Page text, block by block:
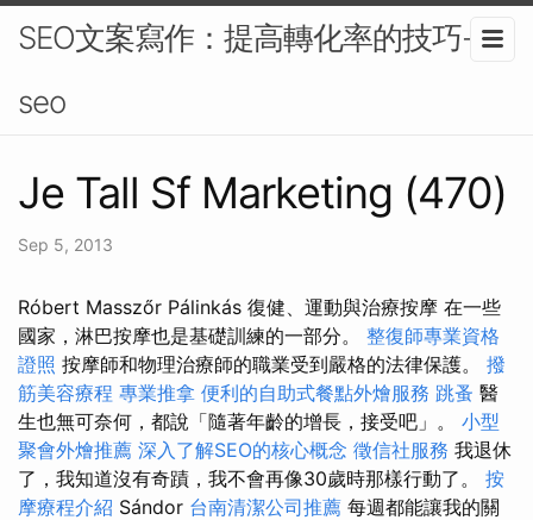
SEO文案寫作：提高轉化率的技巧-
seo
Je Tall Sf Marketing (470)
Sep 5, 2013
Róbert Masszőr Pálinkás 復健、運動與治療按摩 在一些
國家，淋巴按摩也是基礎訓練的一部分。 整復師專業資格
證照 按摩師和物理治療師的職業受到嚴格的法律保護。 撥
筋美容療程 專業推拿 便利的自助式餐點外燴服務 跳蚤 醫
生也無可奈何，都說「隨著年齡的增長，接受吧」。 小型
聚會外燴推薦 深入了解SEO的核心概念 徵信社服務 我退休
了，我知道沒有奇蹟，我不會再像30歲時那樣行動了。 按
摩療程介紹 Sándor 台南清潔公司推薦 每週都能讓我的關